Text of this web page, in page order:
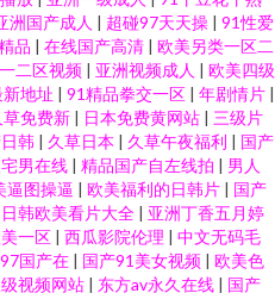
洲国产成人 | 超碰97天天操 | 91性爱
品 | 在线国产高清 | 欧美另类一区二
二区视频 | 亚洲视频成人 | 欧美四级
地址 | 91精品拳交一区 | 年剧情片 |
草免费新 | 日本免费黄网站 | 三级片
韩 | 久草日本 | 久草午夜福利 | 国产
男在线 | 精品国产自左线拍 | 男人
逼图操逼 | 欧美福利的日韩片 | 国产
日韩欧美看片大全 | 亚洲丁香五月婷
一区 | 西瓜影院伦理 | 中文无码毛
97国产在 | 国产91美女视频 | 欧美色
视频网站 | 东方av永久在线 | 国产